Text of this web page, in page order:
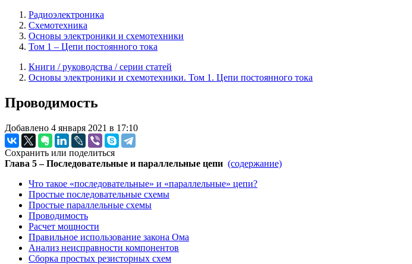
Радиоэлектроника
Схемотехника
Основы электроники и схемотехники
Том 1 – Цепи постоянного тока
Книги / руководства / серии статей
Основы электроники и схемотехники. Том 1. Цепи постоянного тока
Проводимость
Добавлено 4 января 2021 в 17:10
Сохранить или поделиться
Глава 5 – Последовательные и параллельные цепи (содержание)
Что такое «последовательные» и «параллельные» цепи?
Простые последовательные схемы
Простые параллельные схемы
Проводимость
Расчет мощности
Правильное использование закона Ома
Анализ неисправности компонентов
Сборка простых резисторных схем